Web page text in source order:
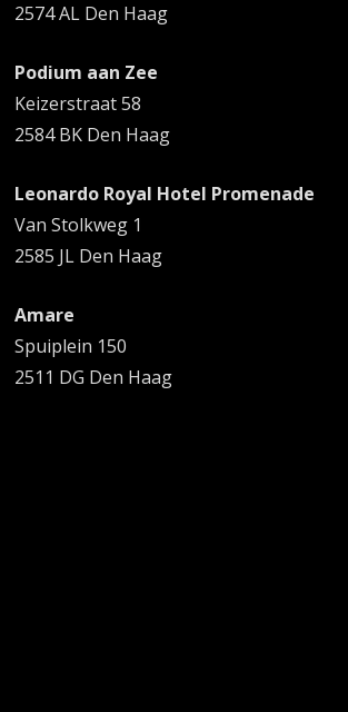
2574 AL Den Haag
Podium aan Zee
Keizerstraat 58
2584 BK Den Haag
Leonardo Royal Hotel Promenade
Van Stolkweg 1
2585 JL Den Haag
Amare
Spuiplein 150
2511 DG Den Haag